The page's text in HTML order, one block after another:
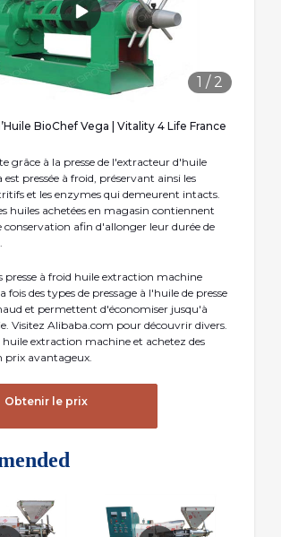
1 / 2
BioChef Vega | Vitality 4 Life France
grâce à la presse de l'extracteur d'huile
est pressée à froid, préservant ainsi les
et les enzymes qui demeurent intacts.
huiles achetées en magasin contiennent
conservation afin d'allonger leur durée de
presse à froid huile extraction machine
fois des types de pressage à l'huile de presse
et permettent d'économiser jusqu'à
Visitez Alibaba.com pour découvrir divers.
huile extraction machine et achetez des
prix avantageux.
Obtenir le prix